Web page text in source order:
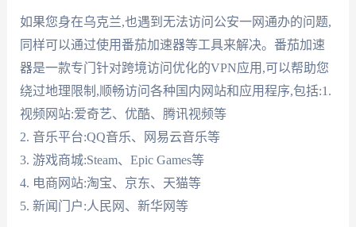
如果您身在乌克兰,也遇到无法访问公安一网通办的问题,
同样可以通过使用番茄加速器等工具来解决。番茄加速
器是一款专门针对跨境访问优化的VPN应用,可以帮助您
绕过地理限制,顺畅访问各种国内网站和应用程序,包括:1.
视频网站:爱奇艺、优酷、腾讯视频等
2. 音乐平台:QQ音乐、网易云音乐等
3. 游戏商城:Steam、Epic Games等
4. 电商网站:淘宝、京东、天猫等
5. 新闻门户:人民网、新华网等